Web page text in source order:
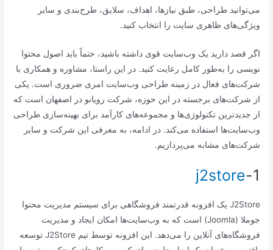
می‌توانید طراحی، طبق نیازها، اهداف، سلایق، طرح‌بندی و سایر
ویژگی‌های ظاهری سایت را انتخاب کنید.
اگر قصد دارید یک وب‌سایت قوی داشته باشید، حتماً باید اصول محتوا
نویسی را به‌طور کامل رعایت کنید. در این راستا، مشاوره و همکاری با
شرکت‌های فعال در زمینه طراحی وب‌سایت امری ضروری است. یکی
از شرکت‌های برجسته در این حوزه، شرکت رویانو در اصفهان است که
از جدیدترین تکنولوژی‌ها و مجموعه‌های کارآمد برای بهینه‌سازی طراحی
وب‌سایت‌ها استفاده می‌کند. در ادامه، به معرفی این شرکت و سایر
شرکت‌های مشابه می‌پردازیم.
1-
j2store
J2Store یک افزونه قدرتمند فروشگاهی برای سیستم مدیریت محتوا
جوملا (Joomla) است که به وب‌سایت‌ها امکان ایجاد و مدیریت
فروشگاه‌های آنلاین را می‌دهد. این افزونه توسط تیم J2Store توسعه